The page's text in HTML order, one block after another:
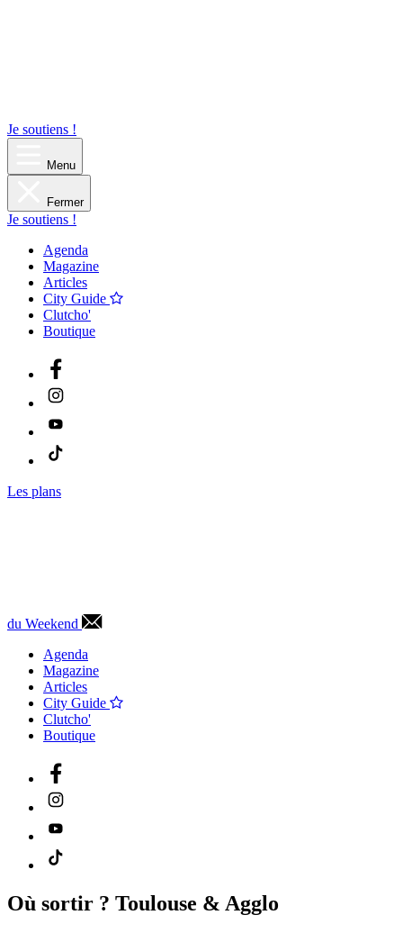
Je soutiens !
Menu
Fermer
Je soutiens !
Agenda
Magazine
Articles
City Guide
Clutcho'
Boutique
Les plans
du Weekend
Agenda
Magazine
Articles
City Guide
Clutcho'
Boutique
Où sortir ? Toulouse & Agglo